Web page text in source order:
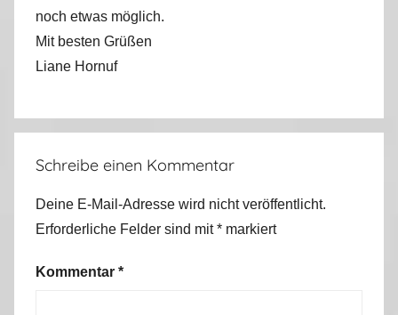
noch etwas möglich.
Mit besten Grüßen
Liane Hornuf
Schreibe einen Kommentar
Deine E-Mail-Adresse wird nicht veröffentlicht.
Erforderliche Felder sind mit* markiert
Kommentar *